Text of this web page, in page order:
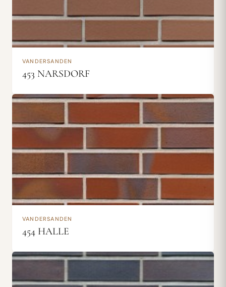
VANDERSANDEN
453 NARSDORF
VANDERSANDEN
454 HALLE